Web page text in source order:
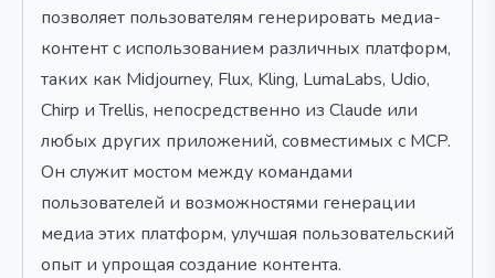
позволяет пользователям генерировать медиа-
контент с использованием различных платформ,
таких как Midjourney, Flux, Kling, LumaLabs, Udio,
Chirp и Trellis, непосредственно из Claude или
любых других приложений, совместимых с MCP.
Он служит мостом между командами
пользователей и возможностями генерации
медиа этих платформ, улучшая пользовательский
опыт и упрощая создание контента.